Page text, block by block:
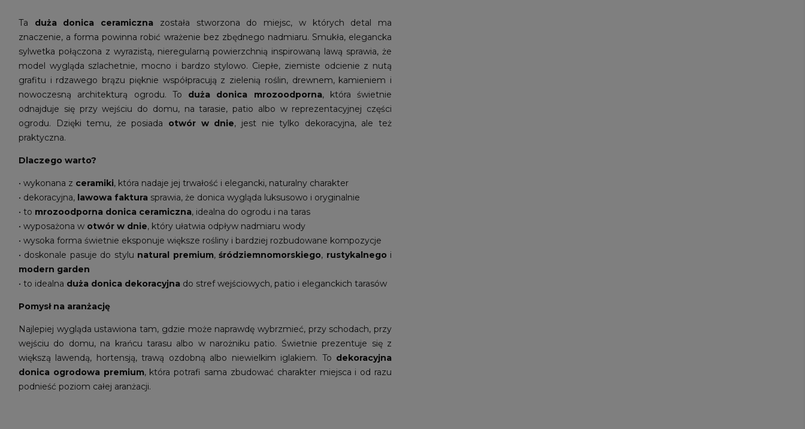
Ta duża donica ceramiczna została stworzona do miejsc, w których detal ma
znaczenie, a forma powinna robić wrażenie bez zbędnego nadmiaru. Smukła, elegancka
sylwetka połączona z wyrazistą, nieregularną powierzchnią inspirowaną lawą sprawia, że
model wygląda szlachetnie, mocno i bardzo stylowo. Ciepłe, ziemiste odcienie z nutą
grafitu i rdzawego brązu pięknie współpracują z zielenią roślin, drewnem, kamieniem i
nowoczesną architekturą ogrodu. To duża donica mrozoodporna, która świetnie
odnajduje się przy wejściu do domu, na tarasie, patio albo w reprezentacyjnej części
ogrodu. Dzięki temu, że posiada otwór w dnie, jest nie tylko dekoracyjna, ale też
praktyczna.
Dlaczego warto?
• wykonana z ceramiki, która nadaje jej trwałość i elegancki, naturalny charakter
• dekoracyjna, lawowa faktura sprawia, że donica wygląda luksusowo i oryginalnie
• to mrozoodporna donica ceramiczna, idealna do ogrodu i na taras
• wyposażona w otwór w dnie, który ułatwia odpływ nadmiaru wody
• wysoka forma świetnie eksponuje większe rośliny i bardziej rozbudowane kompozycje
• doskonale pasuje do stylu natural premium,śródziemnomorskiego, rustykalnego i
modern garden
• to idealna duża donica dekoracyjna do stref wejściowych, patio i eleganckich tarasów
Pomysł na aranżację
Najlepiej wygląda ustawiona tam, gdzie może naprawdę wybrzmieć, przy schodach, przy
wejściu do domu, na krańcu tarasu albo w narożniku patio. Świetnie prezentuje się z
większą lawendą, hortensją, trawą ozdobną albo niewielkim iglakiem. To dekoracyjna
donica ogrodowa premium, która potrafi sama zbudować charakter miejsca i od razu
podnieść poziom całej aranżacji.